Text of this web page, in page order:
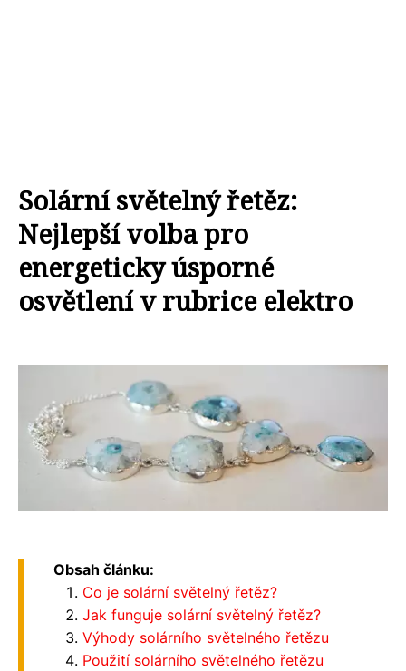
Solární světelný řetěz:
Nejlepší volba pro
energeticky úsporné
osvětlení v rubrice elektro
Obsah článku:
Co je solární světelný řetěz?
Jak funguje solární světelný řetěz?
Výhody solárního světelného řetězu
Použití solárního světelného řetězu